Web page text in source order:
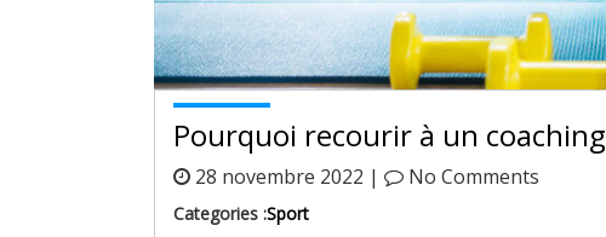
Pourquoi recourir à un
28 novembre 2022 | No Comments
Categories :Sport